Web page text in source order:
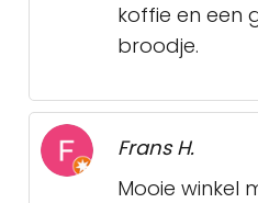
koffie en een
broodje.
Frans H.
Mooie winkel